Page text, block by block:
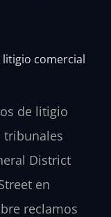
litigio comercial
de litigio
tribunales
District
en
reclamos